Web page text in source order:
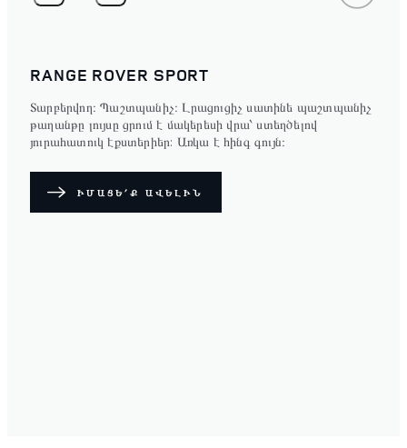
RANGE ROVER SPORT
Տարբերվող։ Պաշտպանիչ։ Լրացուցիչ սատինե պաշտպանիչ
թաղանթը լույսը ցրում է մակերեսի վրա՝ ստեղծելով
յուրահատուկ էքստերիեր: Առկա է հինգ գույն։
ԻՄԱՑԵ՛Ք ԱՎԵԼԻՆ